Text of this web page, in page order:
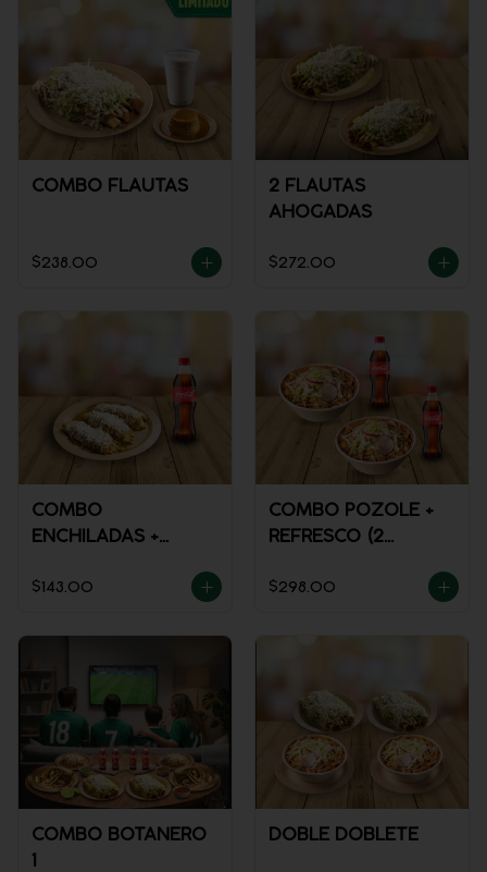
COMBO FLAUTAS
$238.00
2 FLAUTAS
AHOGADAS
$272.00
COMBO
ENCHILADAS +
$143.00
COMBO POZOLE +
REFRESCO (2
$298.00
COMBO BOTANERO
1
DOBLE DOBLETE